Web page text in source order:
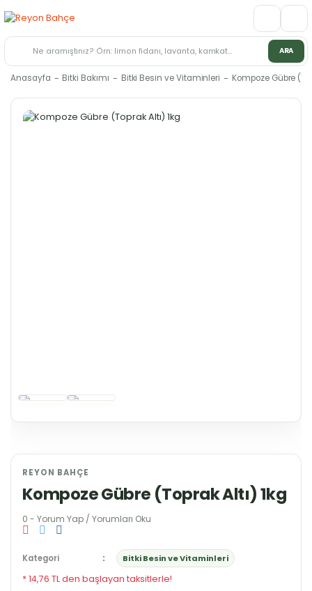
ARA
Anasayfa Bitki Bakımı Bitki Besin ve Vitaminleri Kompoze Gübre
REYON BAHÇE
Kompoze Gübre (Toprak Altı) 1kg
0 - Yorum Yap / Yorumları Oku
Kategori Bitki Besin ve Vitaminleri
* 14,76 TL den başlayan taksitlerle!